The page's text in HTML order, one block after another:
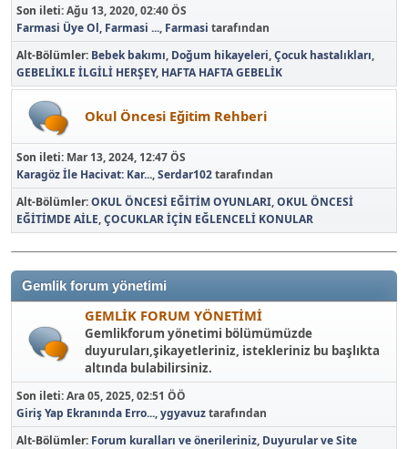
Son ileti:Ağu 13, 2020, 02:40 ÖS
Farmasi Üye Ol, Farmasi ..., Farmasi tarafından
Alt-Bölümler Bebek bakımı Doğum hikayeleri Çocuk hastalıkları
GEBELİKLE İLGİLİ HERŞEY HAFTA HAFTA GEBELİK
Okul Öncesi Eğitim Rehberi
Son ileti: Mar 13, 2024, 12:47 ÖS
Karagöz İle Hacivat: Kar...,Serdar102tarafından
Alt-Bölümler OKUL ÖNCESİ EĞİTİM OYUNLARI OKUL ÖNCESİ
EĞİTİMDE AİLE ÇOCUKLAR İÇİN EĞLENCELİ KONULAR
Gemlik forum yönetimi
GEMLİK FORUM YÖNETİMİ
Gemlikforum yönetimi bölümümüzde
duyuruları,şikayetleriniz, istekleriniz bu başlıkta
altında bulabilirsiniz.
Son ileti:Ara 05, 2025, 02:51 ÖÖ
Giriş Yap Ekranında Erro...,ygyavuztarafından
Alt-Bölümler Forum kuralları ve önerileriniz Duyurular ve Site